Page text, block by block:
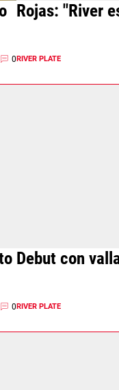
0
Rojas: "River
RIVER PLATE
0
Debut con
RIVER PLATE